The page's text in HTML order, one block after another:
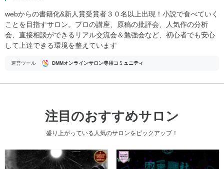
webからの書籍化&新人賞受賞者３０名以上出現！小説で食べていく
ことを目指すサロン。プロの講座、原稿の批評会、人気作の分析
会、直接相談ができるリアル交流会＆勉強会など、初心者でも安心
して上達できる環境を整えています
運営ツール DMMオンラインサロン専用コミュニティ
注目のおすすめサロン
盛り上がっている人気のサロンをピックアップ！